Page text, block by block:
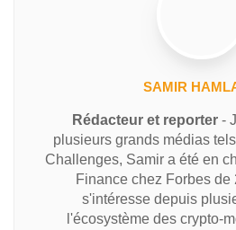
SAMIR
Rédacteur et reporter-
plusieurs grands médias
Challenges, Samir a été en
Finance chez Forbes de
s'intéresse depuis
l'écosystème des crypto-